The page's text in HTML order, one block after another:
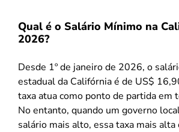
Qual é o Salário Mínimo na
2026?
Desde 1º de janeiro de 2026, o
estadual da Califórnia é de US$
taxa atua como ponto de partida em
No entanto, quando um governo
salário mais alto, essa taxa mais alta